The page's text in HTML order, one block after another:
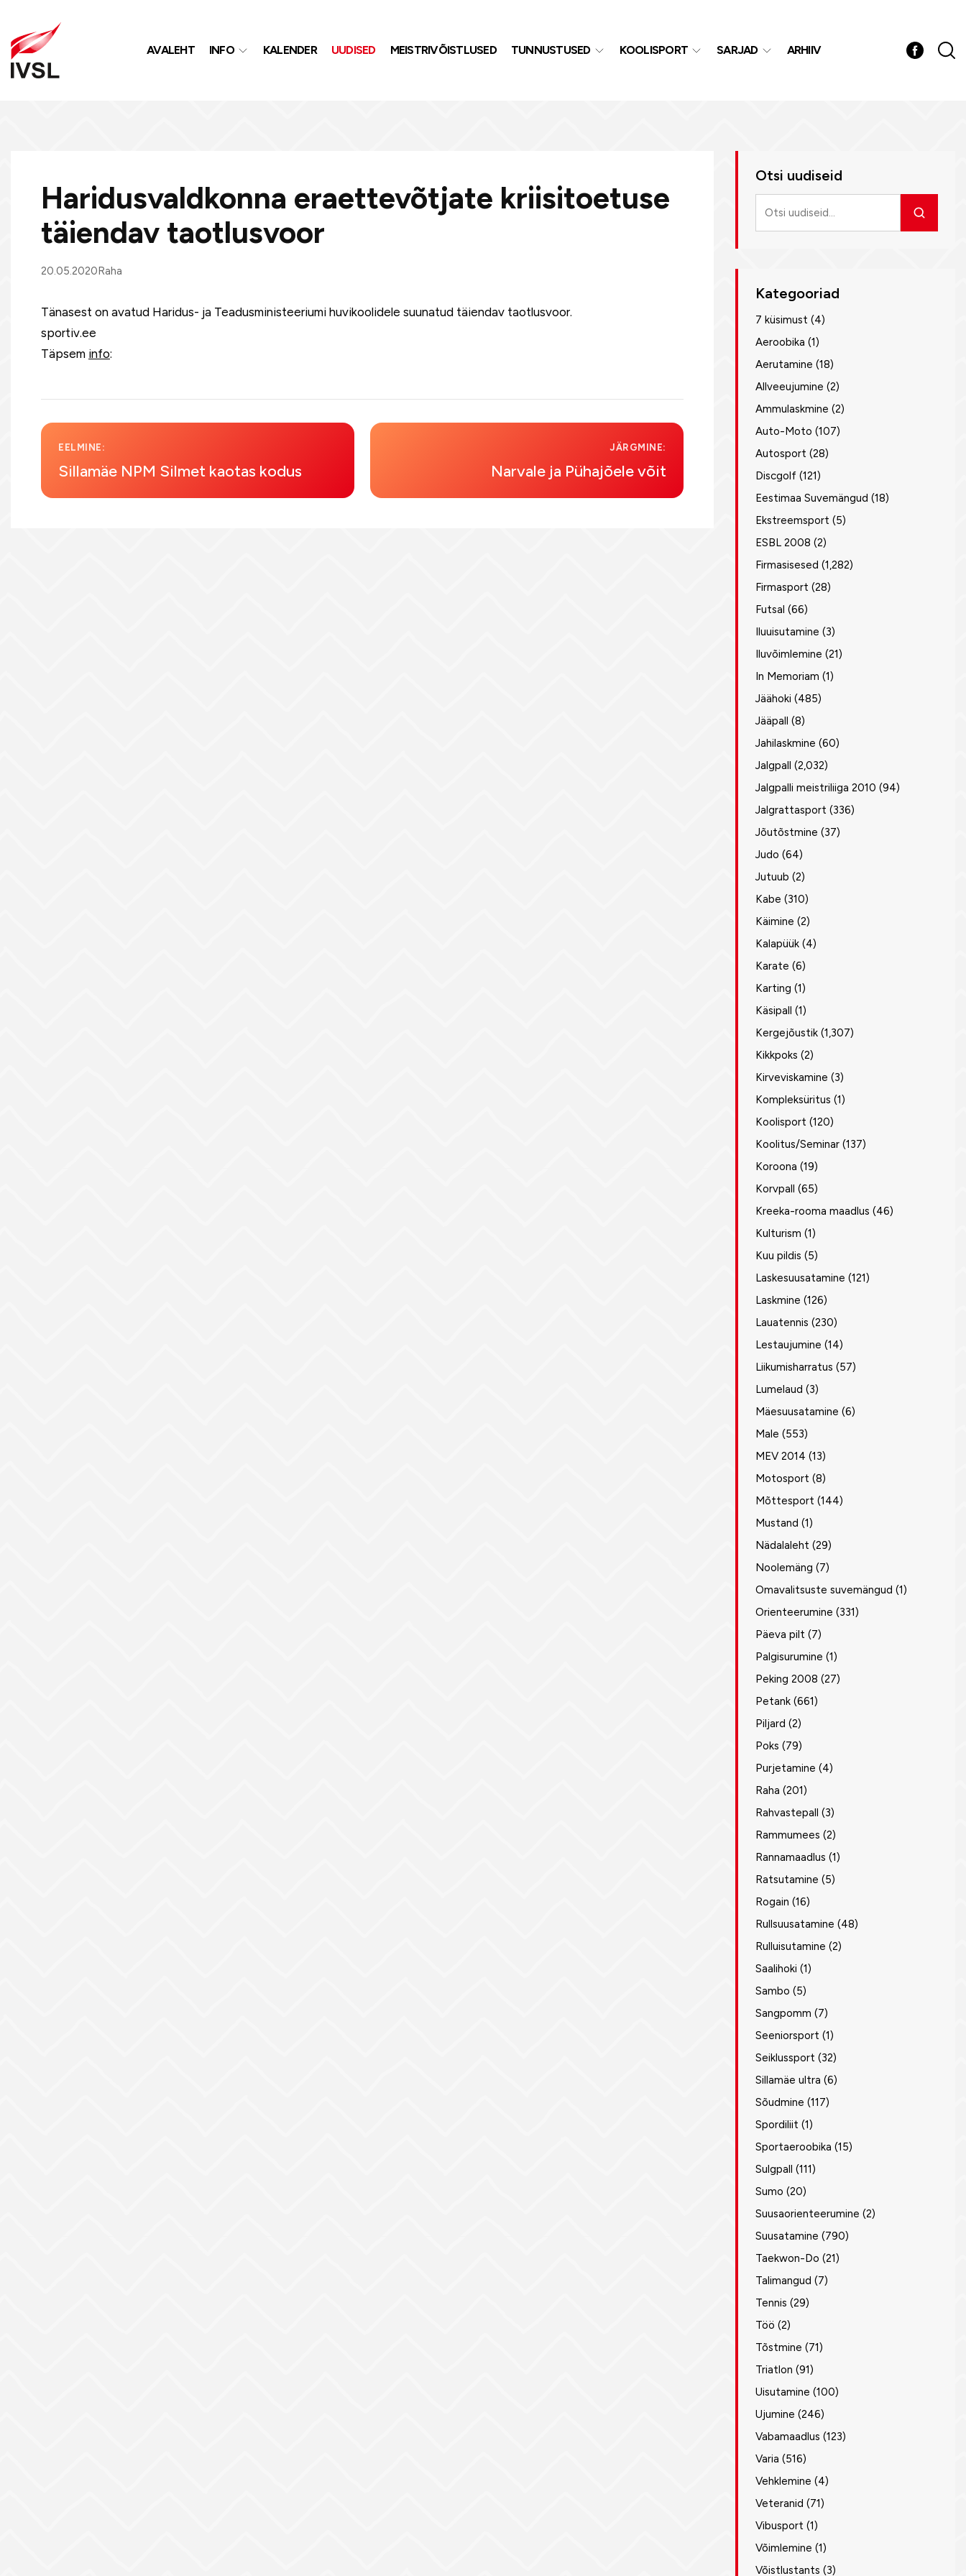
AVALEHT INFO KALENDER UUDISED MEISTRIVÕISTLUSED TUNNUSTUSED KOOLISPORT SARJAD ARHIIV
Haridusvaldkonna eraettevõtjate kriisitoetuse
täiendav taotlusvoor
20.05.2020Raha
Tänasest on avatud Haridus- ja Teadusministeeriumi huvikoolidele suunatud täiendav taotlusvoor.
sportiv.ee
Täpsem info:
EELMINE:
Sillamäe NPM Silmet kaotas kodus
JÄRGMINE:
Narvale ja Pühajõele võit
Otsi uudiseid
uudiseid
Kategooriad
7 küsimust (4)
Aeroobika (1)
Aerutamine (18)
Allveeujumine (2)
Ammulaskmine (2)
Auto-Moto (107)
Autosport (28)
Discgolf (121)
Eestimaa Suvemängud (18)
Ekstreemsport (5)
ESBL 2008 (2)
Firmasisesed (1,282)
Firmasport (28)
Futsal (66)
Iluuisutamine (3)
Iluvõimlemine (21)
In Memoriam (1)
Jäähoki (485)
Jääpall (8)
Jahilaskmine (60)
Jalgpall (2,032)
Jalgpalli meistriliiga 2010 (94)
Jalgrattasport (336)
Jõutõstmine (37)
Judo (64)
Jutuub (2)
Kabe (310)
Käimine (2)
Kalapüük (4)
Karate (6)
Karting (1)
Käsipall (1)
Kergejõustik (1,307)
Kikkpoks (2)
Kirveviskamine (3)
Kompleksüritus (1)
Koolisport (120)
Koolitus/Seminar (137)
Koroona (19)
Korvpall (65)
Kreeka-rooma maadlus (46)
Kulturism (1)
Kuu pildis (5)
Laskesuusatamine (121)
Laskmine (126)
Lauatennis (230)
Lestaujumine (14)
Liikumisharratus (57)
Lumelaud (3)
Mäesuusatamine (6)
Male (553)
MEV 2014 (13)
Motosport (8)
Mõttesport (144)
Mustand (1)
Nädalaleht (29)
Noolemäng (7)
Omavalitsuste suvemängud (1)
Orienteerumine (331)
Päeva pilt (7)
Palgisurumine (1)
Peking 2008 (27)
Petank (661)
Piljard (2)
Poks (79)
Purjetamine (4)
Raha (201)
Rahvastepall (3)
Rammumees (2)
Rannamaadlus (1)
Ratsutamine (5)
Rogain (16)
Rullsuusatamine (48)
Rulluisutamine (2)
Saalihoki (1)
Sambo (5)
Sangpomm (7)
Seeniorsport (1)
Seiklussport (32)
Sillamäe ultra (6)
Sõudmine (117)
Spordiliit (1)
Sportaeroobika (15)
Sulgpall (111)
Sumo (20)
Suusaorienteerumine (2)
Suusatamine (790)
Taekwon-Do (21)
Talimangud (7)
Tennis (29)
Töö (2)
Tõstmine (71)
Triatlon (91)
Uisutamine (100)
Ujumine (246)
Vabamaadlus (123)
Varia (516)
Vehklemine (4)
Veteranid (71)
Vibusport (1)
Võimlemine (1)
Võistlustants (3)